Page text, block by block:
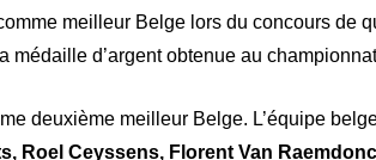
meilleur Belge lors du concours de
médaille d’argent obtenue au
deuxième meilleur Belge. L’équipe
Roel Ceyssens, Florent Van